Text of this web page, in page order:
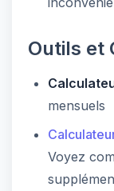
Outils et
mensuels
Voyez